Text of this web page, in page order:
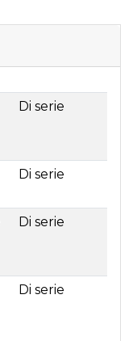
Di serie
Di serie
Di serie
Di serie